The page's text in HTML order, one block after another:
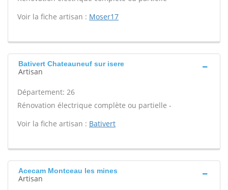
Voir la fiche artisan : Moser17
Bativert Chateauneuf sur isere
Artisan
Département: 26
Rénovation électrique complète ou partielle -
Voir la fiche artisan : Bativert
Acecam Montceau les mines
Artisan